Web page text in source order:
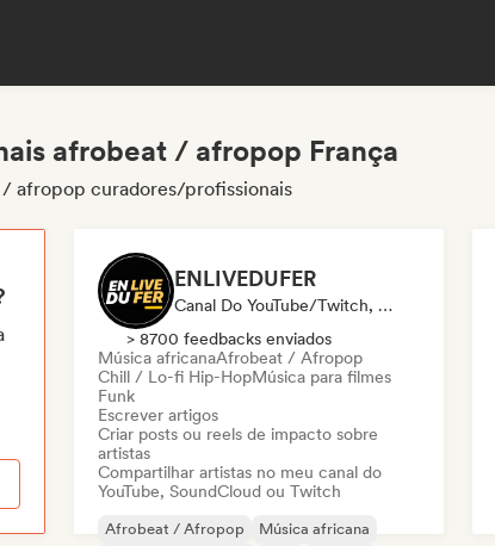
afrobeat / afropop França
/ afropop curadores/profissionais
ENLIVEDUFER
Canal Do YouTube/Twitch, Mídia/Jornalista, Influenciador
> 8700 feedbacks enviados
Música africanaAfrobeat / Afropop
Chill / Lo-fi Hip-HopMúsica para filmes
Funk
Escrever artigos
Criar posts ou reels de impacto sobre
artistas
Compartilhar artistas no meu canal do
YouTube, SoundCloud ou Twitch
Afrobeat / Afropop
Música africana